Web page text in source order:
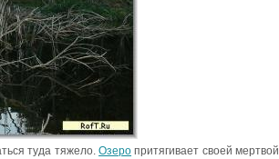
туда тяжело.Озеро притягивает своей мертвой